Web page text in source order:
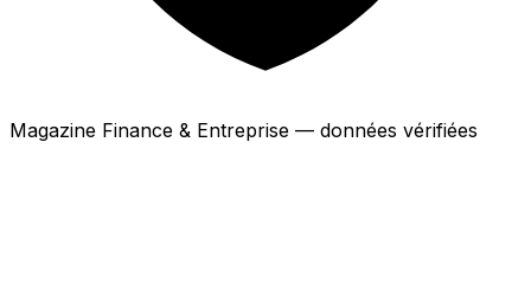
Magazine Finance & Entreprise — données vérifiées